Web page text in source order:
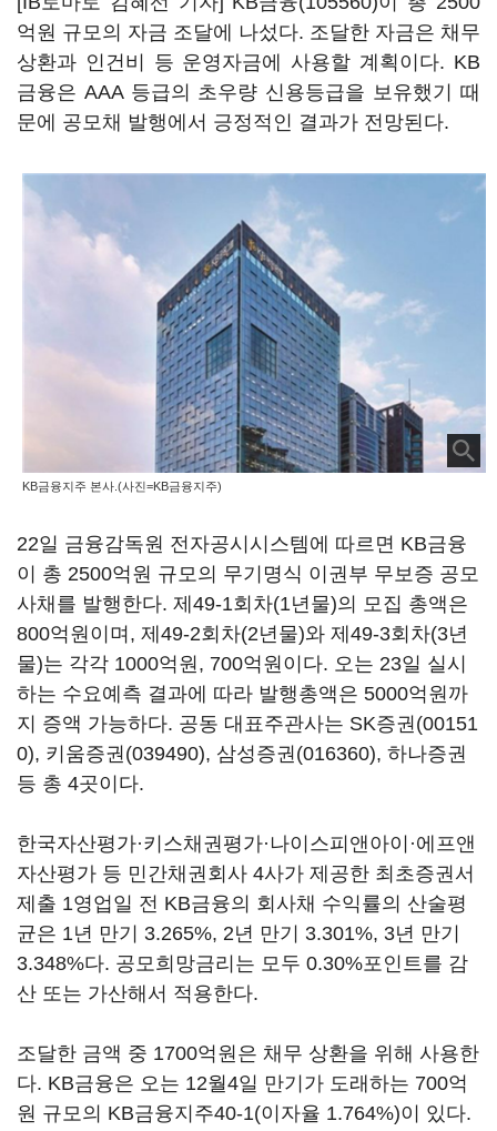
억원 규모의 자금 조달에 나섰다. 조달한 자금은 채무
상환과 인건비 등 운영자금에 사용할 계획이다. KB
금융은 AAA 등급의 초우량 신용등급을 보유했기 때
문에 공모채 발행에서 긍정적인 결과가 전망된다.
KB금융지주 본사.(사진=KB금융지주)
22일 금융감독원 전자공시시스템에 따르면 KB금융
이 총 2500억원 규모의 무기명식 이권부 무보증 공모
사채를 발행한다. 제49-1회차(1년물)의 모집 총액은
800억원이며, 제49-2회차(2년물)와 제49-3회차(3년
물)는 각각 1000억원, 700억원이다. 오는 23일 실시
하는 수요예측 결과에 따라 발행총액은 5000억원까
지 증액 가능하다. 공동 대표주관사는 SK증권(00151
0), 키움증권(039490), 삼성증권(016360), 하나증권
등 총 4곳이다.
한국자산평가·키스채권평가·나이스피앤아이·에프앤
자산평가 등 민간채권회사 4사가 제공한 최초증권서
제출 1영업일 전 KB금융의 회사채 수익률의 산술평
균은 1년 만기 3.265%, 2년 만기 3.301%, 3년 만기
3.348%다. 공모희망금리는 모두 0.30%포인트를 감
산 또는 가산해서 적용한다.
조달한 금액 중 1700억원은 채무 상환을 위해 사용한
다. KB금융은 오는 12월4일 만기가 도래하는 700억
원 규모의 KB금융지주40-1(이자율 1.764%)이 있다.